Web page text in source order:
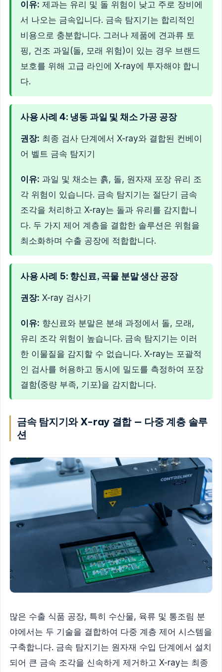
이유: 제과는 유리 및 돌 위험이 낮고 주로 장비에
서 나오는 금속입니다. 금속 탐지기는 합리적인
비용으로 충분합니다. 그러나 제품에 견과류 토
핑, 건조 과일(돌, 모래 위험)이 있는 경우 브랜드
보호를 위해 고급 라인에 X-ray에 투자해야 합니
다.
사용 사례 4: 냉동 과일 및 채소 가공 공장
권장: 최종 검사 단계에서 X-ray와 결합된 컨베이
어 벨트 금속 탐지기
이유: 과일 및 채소는 흙, 돌, 원자재 포장 유리 조
각 위험이 있습니다. 금속 탐지기는 절단기 금속
조각을 처리하고 X-ray는 돌과 유리를 감지합니
다. 두 가지 제어 계층을 결합한 솔루션은 위험을
최소화하며 수출 공장에 적합합니다.
사용 사례 5: 향신료, 곡물 분말 생산 공장
권장: X-ray 검사기
이유: 향신료와 분말은 분쇄 과정에서 돌, 모래,
유리 조각 위험이 높습니다. 금속 탐지기는 이러
한 이물질을 감지할 수 없습니다. X-ray는 포괄적
인 검사를 허용하고 동시에 밀도를 측정하여 포장
결함(중량 부족, 기포)을 감지합니다.
금속 탐지기와 X-ray 결합 — 다중 계층 솔루
션
많은 수출 식품 공장, 특히 수산물, 육류 및 통조림 분
야에서는 두 기술을 결합하여 다중 계층 제어 시스템을
구축합니다. 금속 탐지기는 원자재 수입 단계에서 설치
되어 큰 금속 조각을 신속하게 제거하고 X-ray는 최종